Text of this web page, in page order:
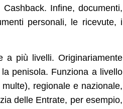
Infine, documenti,
personali, le ricevute, i
a più livelli. Originariamente
penisola. Funziona a livello
regionale e nazionale,
delle Entrate, per esempio,